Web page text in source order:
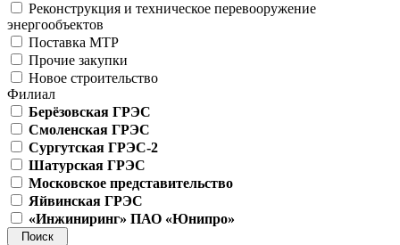
Реконструкция и техническое перевооружение
энергообъектов
Поставка МТР
Прочие закупки
Новое строительство
Филиал
Берёзовская ГРЭС
Смоленская ГРЭС
Сургутская ГРЭС-2
Шатурская ГРЭС
Московское представительство
Яйвинская ГРЭС
«Инжиниринг» ПАО «Юнипро»